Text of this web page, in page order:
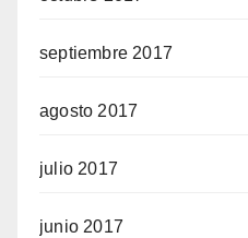
septiembre 2017
agosto 2017
julio 2017
junio 2017